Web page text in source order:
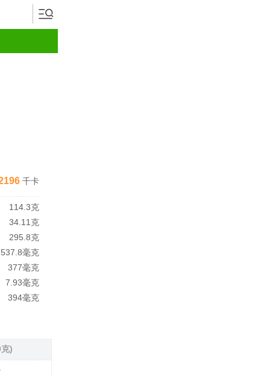
千卡
114.3克
34.11克
295.8克
毫克
377毫克
7.93毫克
394毫克
)